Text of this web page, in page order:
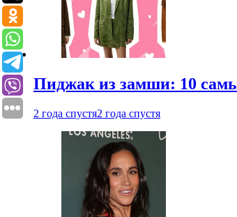
Пиджак из замши: 10
2 года спустя2 года спустя